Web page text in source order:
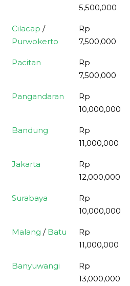
5,500,000
Cilacap /
Purwokerto
Rp
7,500,000
Pacitan
Rp
7,500,000
Pangandaran
Rp
10,000,000
Bandung
Rp
11,000,000
Jakarta
Rp
12,000,000
Surabaya
Rp
10,000,000
Malang / Batu
Rp
11,000,000
Banyuwangi
Rp
13,000,000